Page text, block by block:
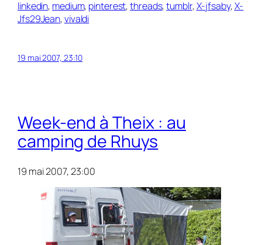
linkedin, medium, pinterest,threads,tumblr,X-jfsaby,X-
Jfs29Jean,vivaldi
19 mai 2007, 23:10
Week-end à Theix : au
camping de Rhuys
19 mai 2007, 23:00